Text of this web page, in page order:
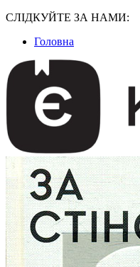
СЛІДКУЙТЕ ЗА НАМИ:
Головна